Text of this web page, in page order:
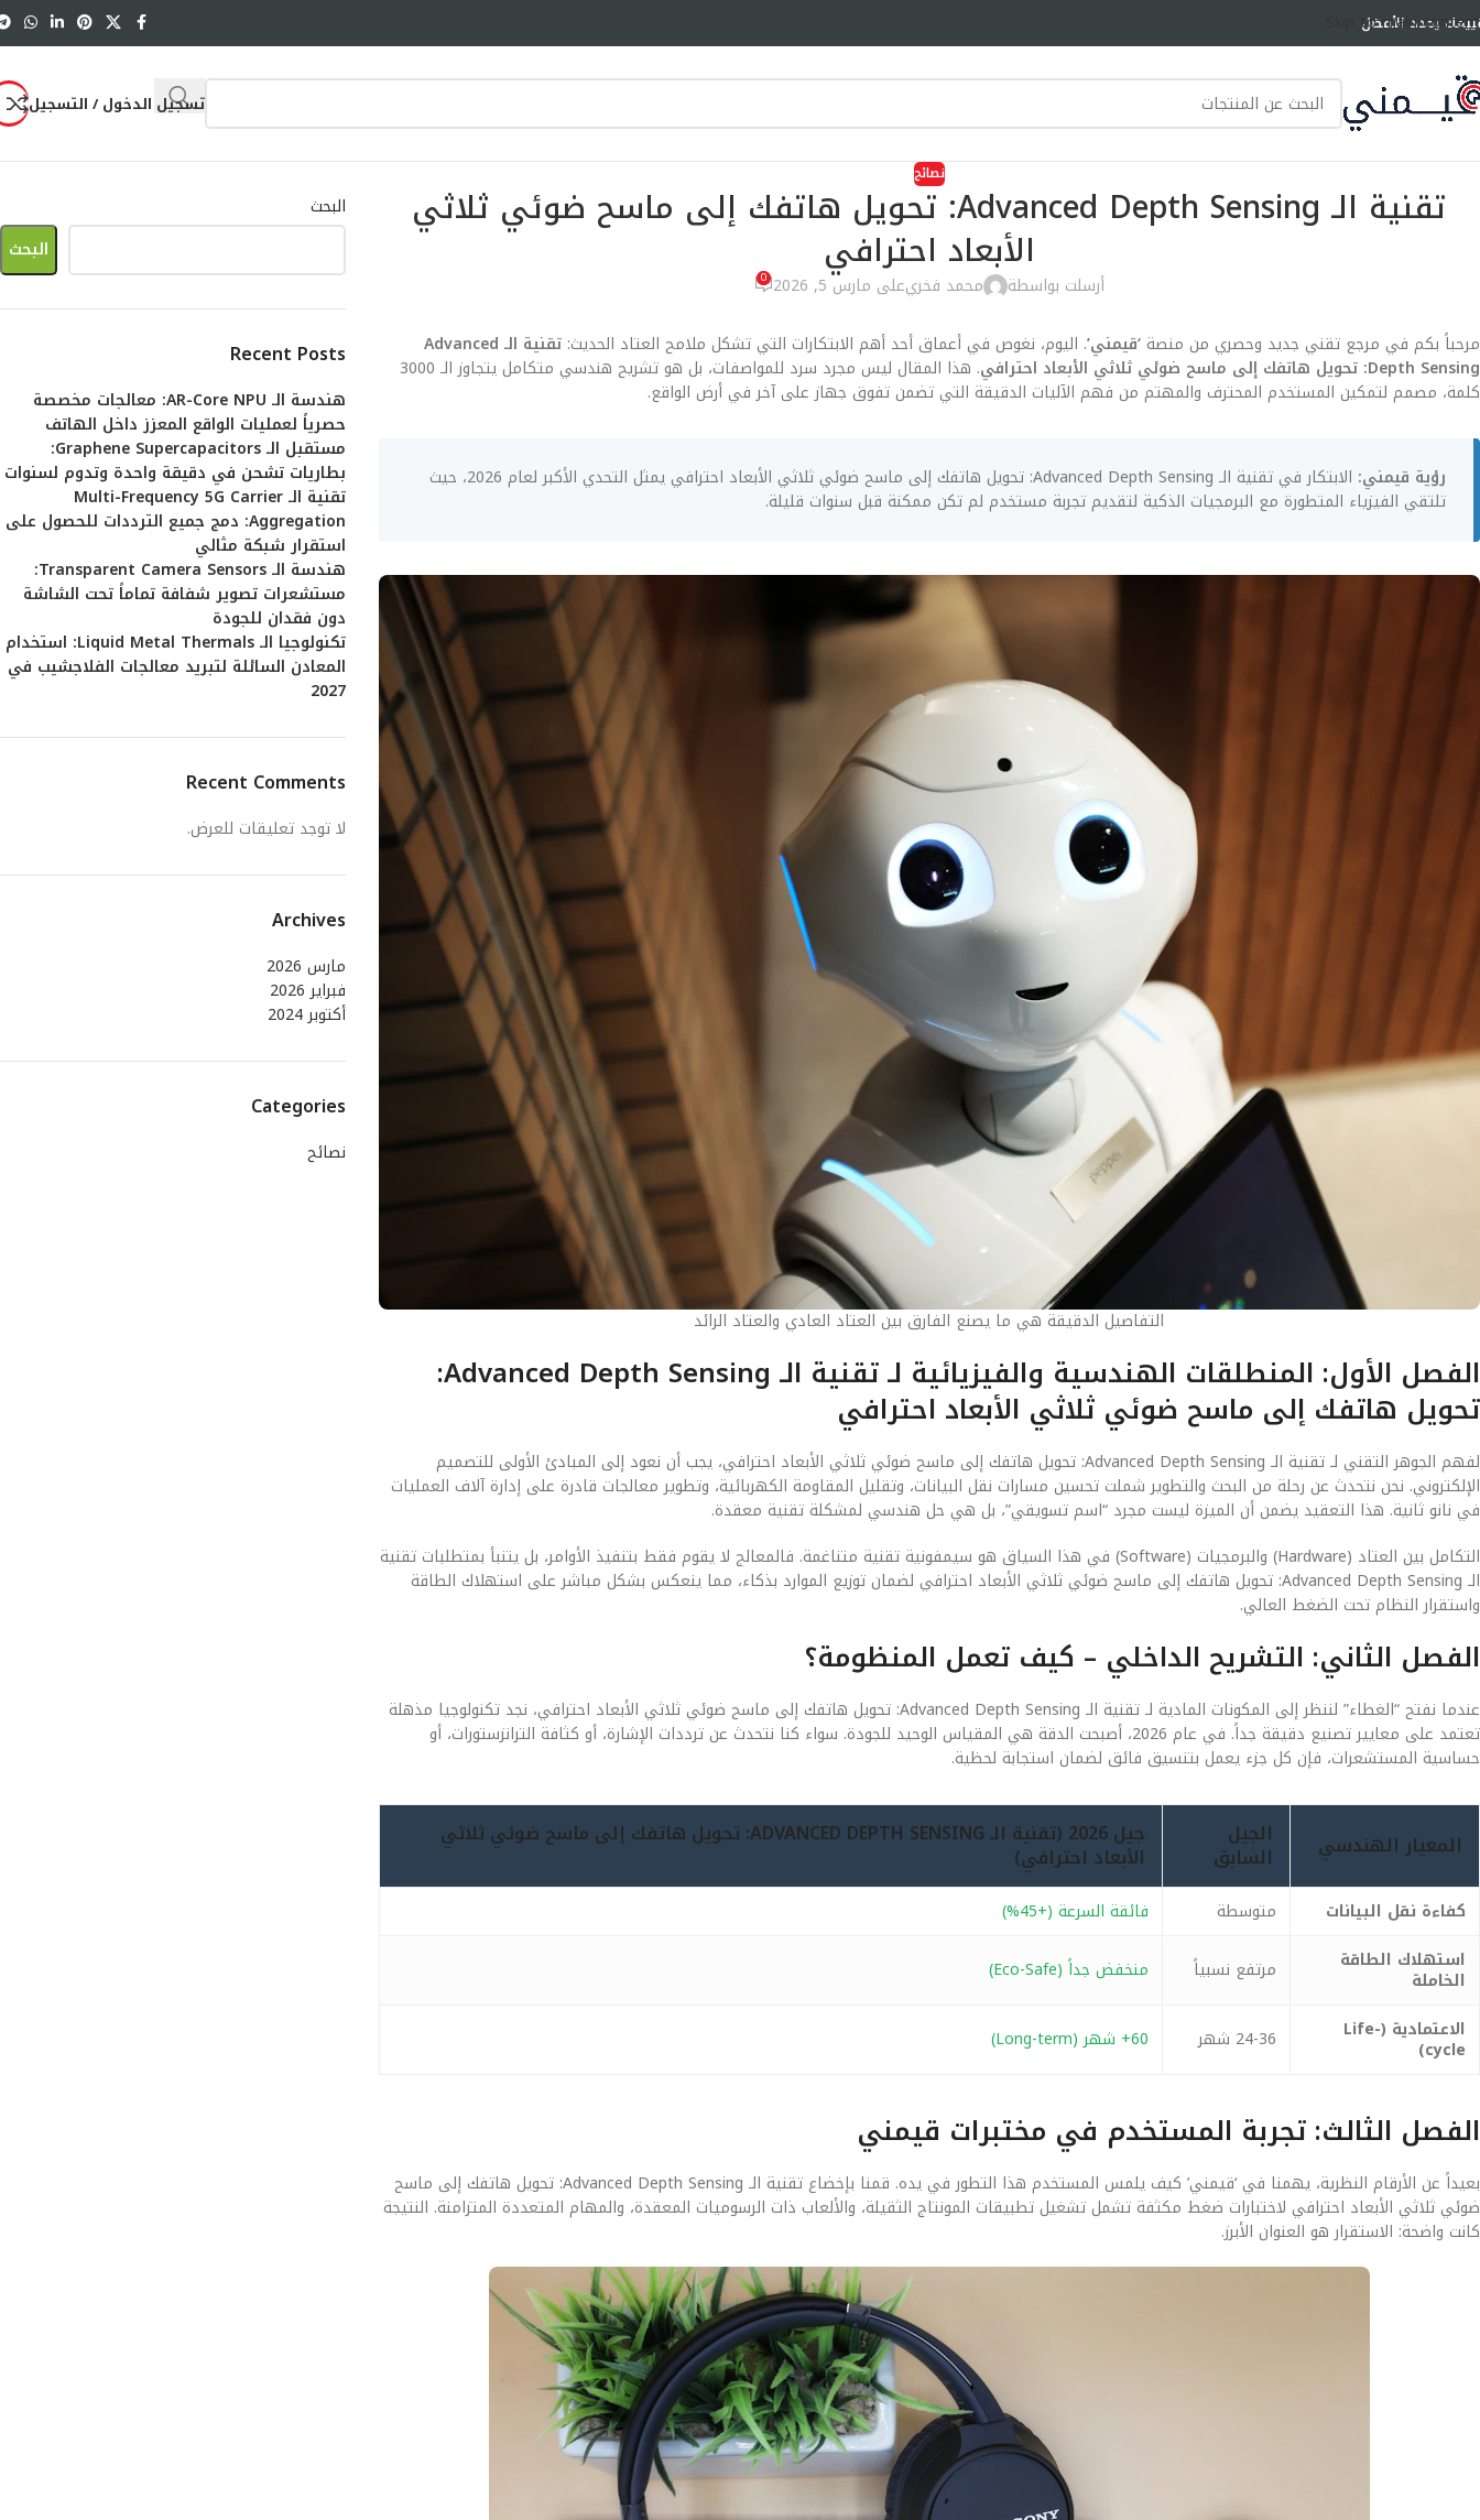
Skip to main content
يحدد الأفضل
تسجيل الدخول / التسجيل
نصائح
تقنية الـ Advanced Depth Sensing: تحويل هاتفك إلى ماسح ضوئي ثلاثي
الأبعاد احترافي
أرسلت بواسطة محمد فخريعلى مارس 5, 2026 0
مرحباً بكم في مرجع تقني جديد وحصري من منصة ‘قيمني’. اليوم، نغوص في أعماق أحد أهم الابتكارات التي تشكل ملامح العتاد الحديث:
تقنية الـ Advanced
Depth Sensing: تحويل هاتفك إلى ماسح ضوئي ثلاثي الأبعاد احترافي
. هذا المقال ليس مجرد سرد للمواصفات، بل هو تشريح هندسي متكامل يتجاوز الـ 3000
كلمة، مصمم لتمكين المستخدم المحترف والمهتم من فهم الآليات الدقيقة التي تضمن تفوق جهاز على آخر في أرض الواقع.
رؤية قيمني:
الابتكار في تقنية الـ Advanced Depth Sensing: تحويل هاتفك إلى ماسح ضوئي ثلاثي الأبعاد احترافي يمثل التحدي الأكبر لعام 2026، حيث
تلتقي الفيزياء المتطورة مع البرمجيات الذكية لتقديم تجربة مستخدم لم تكن ممكنة قبل سنوات قليلة.
التفاصيل الدقيقة هي ما يصنع الفارق بين العتاد العادي والعتاد الرائد
الفصل الأول: المنطلقات الهندسية والفيزيائية لـ تقنية الـ Advanced Depth Sensing:
تحويل هاتفك إلى ماسح ضوئي ثلاثي الأبعاد احترافي
لفهم الجوهر التقني لـ تقنية الـ Advanced Depth Sensing: تحويل هاتفك إلى ماسح ضوئي ثلاثي الأبعاد احترافي، يجب أن نعود إلى المبادئ الأولى للتصميم
الإلكتروني. نحن نتحدث عن رحلة من البحث والتطوير شملت تحسين مسارات نقل البيانات، وتقليل المقاومة الكهربائية، وتطوير معالجات قادرة على إدارة آلاف العمليات
في نانو ثانية. هذا التعقيد يضمن أن الميزة ليست مجرد “اسم تسويقي”، بل هي حل هندسي لمشكلة تقنية معقدة.
التكامل بين العتاد (Hardware) والبرمجيات (Software) في هذا السياق هو سيمفونية تقنية متناغمة. فالمعالج لا يقوم فقط بتنفيذ الأوامر، بل يتنبأ بمتطلبات تقنية
الـ Advanced Depth Sensing: تحويل هاتفك إلى ماسح ضوئي ثلاثي الأبعاد احترافي لضمان توزيع الموارد بذكاء، مما ينعكس بشكل مباشر على استهلاك الطاقة
واستقرار النظام تحت الضغط العالي.
الفصل الثاني: التشريح الداخلي – كيف تعمل المنظومة؟
عندما نفتح “الغطاء” لننظر إلى المكونات المادية لـ تقنية الـ Advanced Depth Sensing: تحويل هاتفك إلى ماسح ضوئي ثلاثي الأبعاد احترافي، نجد تكنولوجيا مذهلة
تعتمد على معايير تصنيع دقيقة جداً. في عام 2026، أصبحت الدقة هي المقياس الوحيد للجودة. سواء كنا نتحدث عن ترددات الإشارة، أو كثافة الترانزستورات، أو
حساسية المستشعرات، فإن كل جزء يعمل بتنسيق فائق لضمان استجابة لحظية.
المعيار الهندسي الجيل
السابق
جيل 2026 (تقنية الـ ADVANCED DEPTH SENSING: تحويل هاتفك إلى ماسح ضوئي ثلاثي
الأبعاد احترافي)
كفاءة نقل البيانات متوسطة
فائقة السرعة (+45%)
استهلاك الطاقة
الخاملة مرتفع نسبياً
منخفض جداً (Eco-Safe)
الاعتمادية (Life-
cycle) 24-36 شهر 60+ شهر (Long-term)
الفصل الثالث: تجربة المستخدم في مختبرات قيمني
بعيداً عن الأرقام النظرية، يهمنا في ‘قيمني’ كيف يلمس المستخدم هذا التطور في يده. قمنا بإخضاع تقنية الـ Advanced Depth Sensing: تحويل هاتفك إلى ماسح
ضوئي ثلاثي الأبعاد احترافي لاختبارات ضغط مكثفة تشمل تشغيل تطبيقات المونتاج الثقيلة، والألعاب ذات الرسوميات المعقدة، والمهام المتعددة المتزامنة. النتيجة
كانت واضحة: الاستقرار هو العنوان الأبرز.
البحث
البحث
Recent Posts
هندسة الـ AR-Core NPU: معالجات مخصصة
حصرياً لعمليات الواقع المعزز داخل الهاتف
مستقبل الـ Graphene Supercapacitors:
بطاريات تشحن في دقيقة واحدة وتدوم لسنوات
تقنية الـ Multi-Frequency 5G Carrier
Aggregation: دمج جميع الترددات للحصول على
استقرار شبكة مثالي
هندسة الـ Transparent Camera Sensors:
مستشعرات تصوير شفافة تماماً تحت الشاشة
دون فقدان للجودة
تكنولوجيا الـ Liquid Metal Thermals: استخدام
المعادن السائلة لتبريد معالجات الفلاجشيب في
2027
Recent Comments
لا توجد تعليقات للعرض.
Archives
مارس 2026
فبراير 2026
أكتوبر 2024
Categories
نصائح